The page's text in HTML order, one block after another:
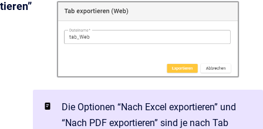
tieren”
Die Optionen “Nach Excel exportieren” und
“Nach PDF exportieren” sind je nach Tab